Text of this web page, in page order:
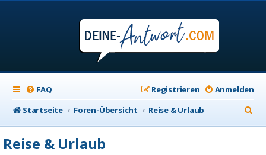
FAQ Anmelden
Registrieren
Startseite
Foren-Übersicht Reise & Urlaub
u
Reise & Urlaub